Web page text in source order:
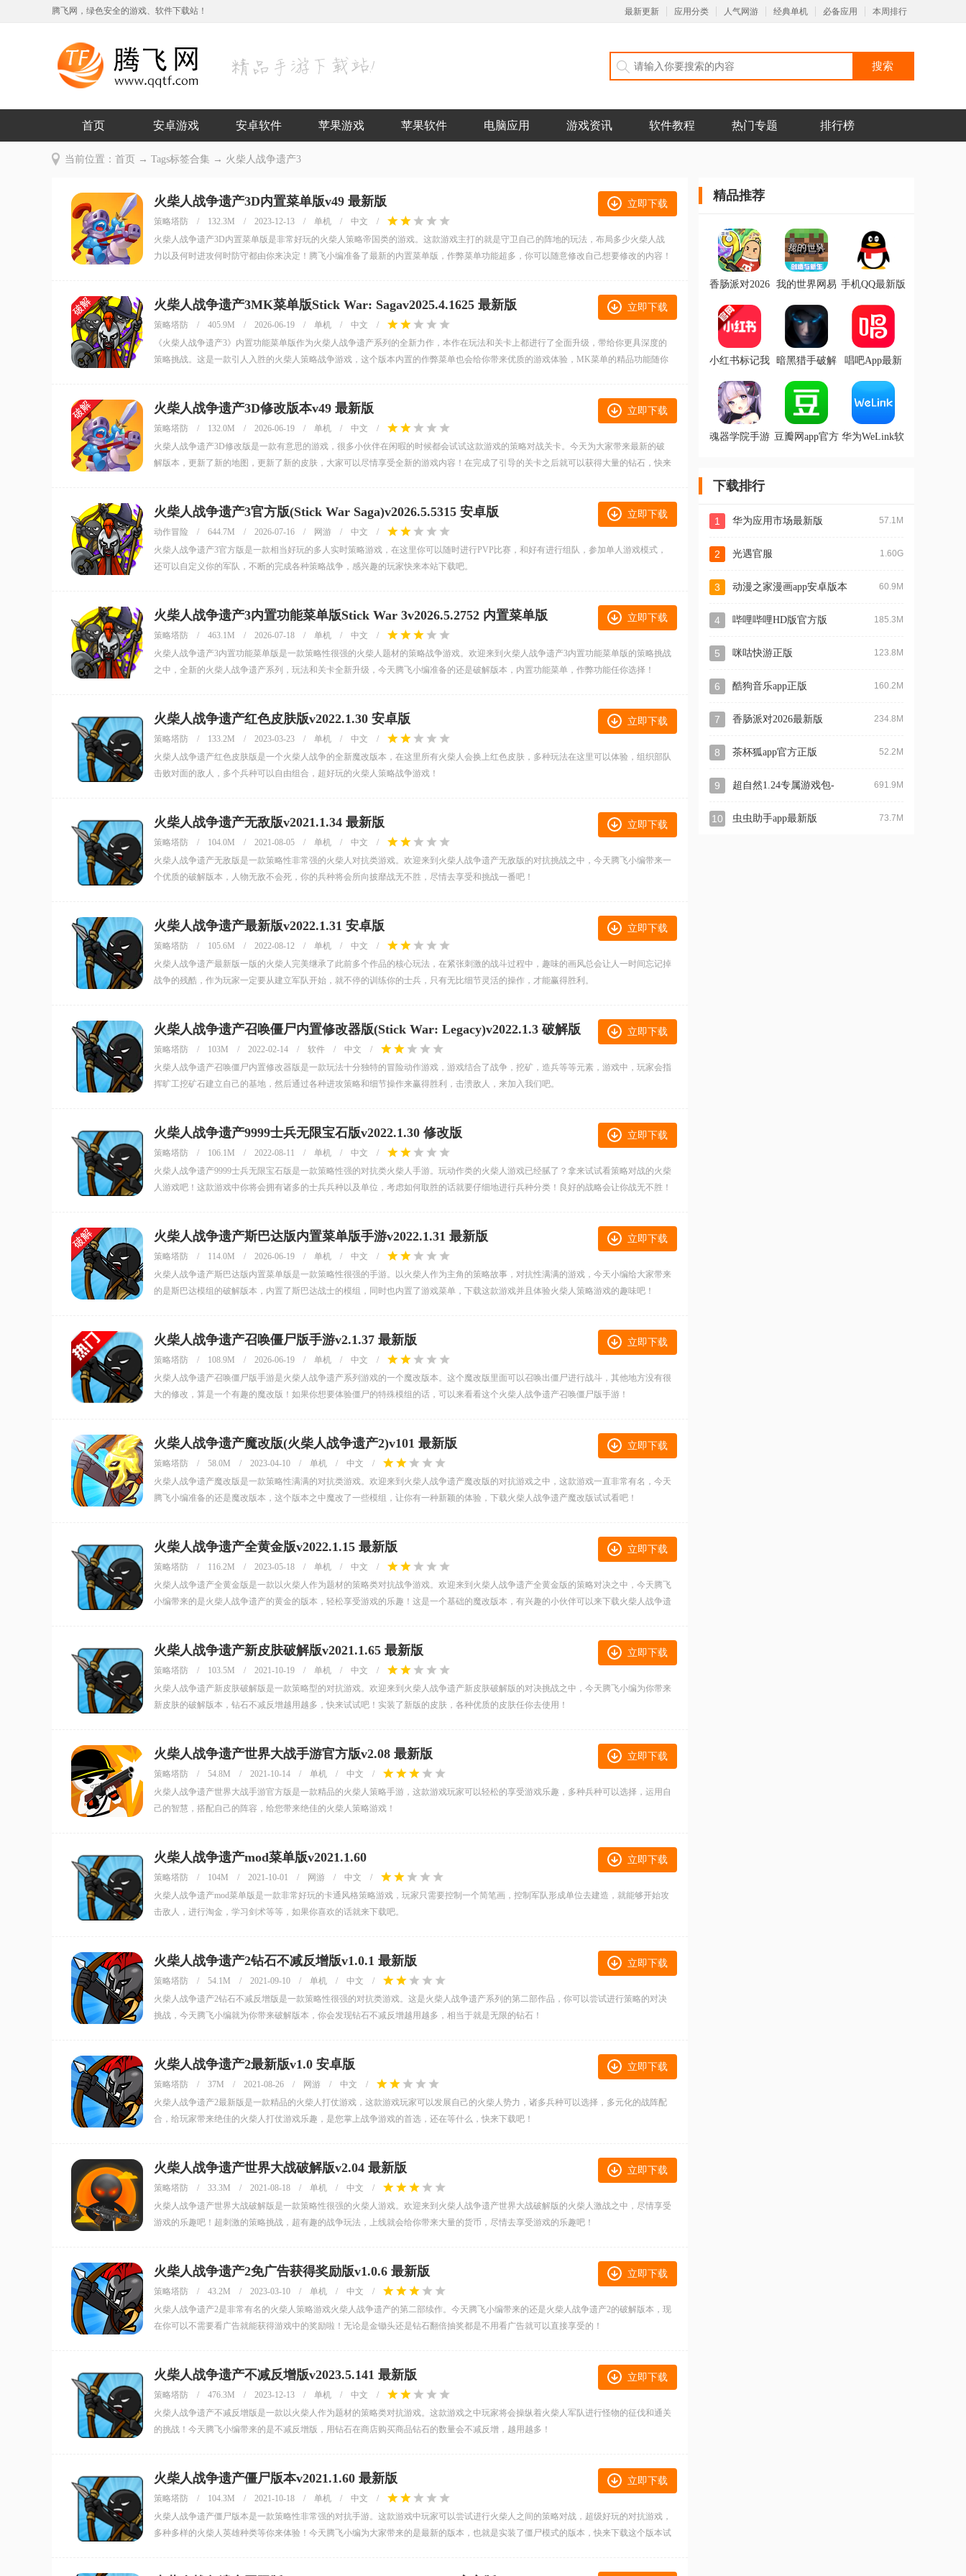
腾飞网，绿色安全的游戏、软件下载站！ 最新更新 应用分类 人气网游 经典单机 必备应用 本周排行
首页 安卓游戏 安卓软件 苹果游戏 苹果软件 电脑应用 游戏资讯 软件教程 热门专题 排行榜
当前位置： 首页 → Tags标签合集 → 火柴人战争遗产3
火柴人战争遗产3D内置菜单版v49 最新版
策略塔防 / 132.3M / 2023-12-13 / 单机 / 中文
/
火柴人战争遗产3D内置菜单版是非常好玩的火柴人策略帝国类的游戏。这款游戏主打的就是守卫自己的阵地的玩法，布局多少火柴人战
力以及何时进攻何时防守都由你来决定！腾飞小编准备了最新的内置菜单版，作弊菜单功能超多，你可以随意修改自己想要修改的内容！
立即下载
火柴人战争遗产3MK菜单版Stick War: Sagav2025.4.1625 最新版
策略塔防 / 405.9M / 2026-06-19 / 单机 / 中文
/
《火柴人战争遗产3》内置功能菜单版作为火柴人战争遗产系列的全新力作，本作在玩法和关卡上都进行了全面升级，带给你更具深度的
策略挑战。这是一款引人入胜的火柴人策略战争游戏，这个版本内置的作弊菜单也会给你带来优质的游戏体验，MK菜单的精品功能随你
立即下载
火柴人战争遗产3D修改版本v49 最新版
策略塔防 / 132.0M / 2026-06-19 / 单机 / 中文
/
火柴人战争遗产3D修改版是一款有意思的游戏，很多小伙伴在闲暇的时候都会试试这款游戏的策略对战关卡。今天为大家带来最新的破
解版本，更新了新的地图，更新了新的皮肤，大家可以尽情享受全新的游戏内容！在完成了引导的关卡之后就可以获得大量的钻石，快来
立即下载
火柴人战争遗产3官方版(Stick War Saga)v2026.5.5315 安卓版
动作冒险 / 644.7M / 2026-07-16 / 网游 / 中文
/
火柴人战争遗产3官方版是一款相当好玩的多人实时策略游戏，在这里你可以随时进行PVP比赛，和好有进行组队，参加单人游戏模式，
还可以自定义你的军队，不断的完成各种策略战争，感兴趣的玩家快来本站下载吧。
立即下载
火柴人战争遗产3内置功能菜单版Stick War 3v2026.5.2752 内置菜单版
策略塔防 / 463.1M / 2026-07-18 / 单机 / 中文
/
火柴人战争遗产3内置功能菜单版是一款策略性很强的火柴人题材的策略战争游戏。欢迎来到火柴人战争遗产3内置功能菜单版的策略挑战
之中，全新的火柴人战争遗产系列，玩法和关卡全新升级，今天腾飞小编准备的还是破解版本，内置功能菜单，作弊功能任你选择！
立即下载
火柴人战争遗产红色皮肤版v2022.1.30 安卓版
策略塔防 / 133.2M / 2023-03-23 / 单机 / 中文
/
火柴人战争遗产红色皮肤版是一个火柴人战争的全新魔改版本，在这里所有火柴人会换上红色皮肤，多种玩法在这里可以体验，组织部队
击败对面的敌人，多个兵种可以自由组合，超好玩的火柴人策略战争游戏！
立即下载
火柴人战争遗产无敌版v2021.1.34 最新版
策略塔防 / 104.0M / 2021-08-05 / 单机 / 中文
/
火柴人战争遗产无敌版是一款策略性非常强的火柴人对抗类游戏。欢迎来到火柴人战争遗产无敌版的对抗挑战之中，今天腾飞小编带来一
个优质的破解版本，人物无敌不会死，你的兵种将会所向披靡战无不胜，尽情去享受和挑战一番吧！
立即下载
火柴人战争遗产最新版v2022.1.31 安卓版
策略塔防 / 105.6M / 2022-08-12 / 单机 / 中文
/
火柴人战争遗产最新版一版的火柴人完美继承了此前多个作品的核心玩法，在紧张刺激的战斗过程中，趣味的画风总会让人一时间忘记掉
战争的残酷，作为玩家一定要从建立军队开始，就不停的训练你的士兵，只有无比细节灵活的操作，才能赢得胜利。
立即下载
火柴人战争遗产召唤僵尸内置修改器版(Stick War: Legacy)v2022.1.3 破解版
策略塔防 / 103M / 2022-02-14 / 软件 / 中文
/
火柴人战争遗产召唤僵尸内置修改器版是一款玩法十分独特的冒险动作游戏，游戏结合了战争，挖矿，造兵等等元素，游戏中，玩家会指
挥旷工挖矿石建立自己的基地，然后通过各种进攻策略和细节操作来赢得胜利，击溃敌人，来加入我们吧。
立即下载
火柴人战争遗产9999士兵无限宝石版v2022.1.30 修改版
策略塔防 / 106.1M / 2022-08-11 / 单机 / 中文
/
火柴人战争遗产9999士兵无限宝石版是一款策略性强的对抗类火柴人手游。玩动作类的火柴人游戏已经腻了？拿来试试看策略对战的火柴
人游戏吧！这款游戏中你将会拥有诸多的士兵兵种以及单位，考虑如何取胜的话就要仔细地进行兵种分类！良好的战略会让你战无不胜！
立即下载
火柴人战争遗产斯巴达版内置菜单版手游v2022.1.31 最新版
策略塔防 / 114.0M / 2026-06-19 / 单机 / 中文
/
火柴人战争遗产斯巴达版内置菜单版是一款策略性很强的手游。以火柴人作为主角的策略故事，对抗性满满的游戏，今天小编给大家带来
的是斯巴达模组的破解版本，内置了斯巴达战士的模组，同时也内置了游戏菜单，下载这款游戏并且体验火柴人策略游戏的趣味吧！
立即下载
火柴人战争遗产召唤僵尸版手游v2.1.37 最新版
策略塔防 / 108.9M / 2026-06-19 / 单机 / 中文
/
火柴人战争遗产召唤僵尸版手游是火柴人战争遗产系列游戏的一个魔改版本。这个魔改版里面可以召唤出僵尸进行战斗，其他地方没有很
大的修改，算是一个有趣的魔改版！如果你想要体验僵尸的特殊模组的话，可以来看看这个火柴人战争遗产召唤僵尸版手游！
立即下载
火柴人战争遗产魔改版(火柴人战争遗产2)v101 最新版
策略塔防 / 58.0M / 2023-04-10 / 单机 / 中文
/
火柴人战争遗产魔改版是一款策略性满满的对抗类游戏。欢迎来到火柴人战争遗产魔改版的对抗游戏之中，这款游戏一直非常有名，今天
腾飞小编准备的还是魔改版本，这个版本之中魔改了一些模组，让你有一种新颖的体验，下载火柴人战争遗产魔改版试试看吧！
立即下载
火柴人战争遗产全黄金版v2022.1.15 最新版
策略塔防 / 116.2M / 2023-05-18 / 单机 / 中文
/
火柴人战争遗产全黄金版是一款以火柴人作为题材的策略类对抗战争游戏。欢迎来到火柴人战争遗产全黄金版的策略对决之中，今天腾飞
小编带来的是火柴人战争遗产的黄金的版本，轻松享受游戏的乐趣！这是一个基础的魔改版本，有兴趣的小伙伴可以来下载火柴人战争遗
立即下载
火柴人战争遗产新皮肤破解版v2021.1.65 最新版
策略塔防 / 103.5M / 2021-10-19 / 单机 / 中文
/
火柴人战争遗产新皮肤破解版是一款策略型的对抗游戏。欢迎来到火柴人战争遗产新皮肤破解版的对决挑战之中，今天腾飞小编为你带来
新皮肤的破解版本，钻石不减反增越用越多，快来试试吧！实装了新版的皮肤，各种优质的皮肤任你去使用！
立即下载
火柴人战争遗产世界大战手游官方版v2.08 最新版
策略塔防 / 54.8M / 2021-10-14 / 单机 / 中文
/
火柴人战争遗产世界大战手游官方版是一款精品的火柴人策略手游，这款游戏玩家可以轻松的享受游戏乐趣，多种兵种可以选择，运用自
己的智慧，搭配自己的阵容，给您带来绝佳的火柴人策略游戏！
立即下载
火柴人战争遗产mod菜单版v2021.1.60
策略塔防 / 104M / 2021-10-01 / 网游 / 中文
/
火柴人战争遗产mod菜单版是一款非常好玩的卡通风格策略游戏，玩家只需要控制一个简笔画，控制军队形成单位去建造，就能够开始攻
击敌人，进行淘金，学习剑术等等，如果你喜欢的话就来下载吧。
立即下载
火柴人战争遗产2钻石不减反增版v1.0.1 最新版
策略塔防 / 54.1M / 2021-09-10 / 单机 / 中文
/
火柴人战争遗产2钻石不减反增版是一款策略性很强的对抗类游戏。这是火柴人战争遗产系列的第二部作品，你可以尝试进行策略的对决
挑战，今天腾飞小编就为你带来破解版本，你会发现钻石不减反增越用越多，相当于就是无限的钻石！
立即下载
火柴人战争遗产2最新版v1.0 安卓版
策略塔防 / 37M / 2021-08-26 / 网游 / 中文
/
火柴人战争遗产2最新版是一款精品的火柴人打仗游戏，这款游戏玩家可以发展自己的火柴人势力，诸多兵种可以选择，多元化的战阵配
合，给玩家带来绝佳的火柴人打仗游戏乐趣，是您掌上战争游戏的首选，还在等什么，快来下载吧！
立即下载
火柴人战争遗产世界大战破解版v2.04 最新版
策略塔防 / 33.3M / 2021-08-18 / 单机 / 中文
/
火柴人战争遗产世界大战破解版是一款策略性很强的火柴人游戏。欢迎来到火柴人战争遗产世界大战破解版的火柴人激战之中，尽情享受
游戏的乐趣吧！超刺激的策略挑战，超有趣的战争玩法，上线就会给你带来大量的货币，尽情去享受游戏的乐趣吧！
立即下载
火柴人战争遗产2免广告获得奖励版v1.0.6 最新版
策略塔防 / 43.2M / 2023-03-10 / 单机 / 中文
/
火柴人战争遗产2是非常有名的火柴人策略游戏火柴人战争遗产的第二部续作。今天腾飞小编带来的还是火柴人战争遗产2的破解版本，现
在你可以不需要看广告就能获得游戏中的奖励啦！无论是金锄头还是钻石翻倍抽奖都是不用看广告就可以直接享受的！
立即下载
火柴人战争遗产不减反增版v2023.5.141 最新版
策略塔防 / 476.3M / 2023-12-13 / 单机 / 中文
/
火柴人战争遗产不减反增版是一款以火柴人作为题材的策略类对抗游戏。这款游戏之中玩家将会操纵着火柴人军队进行怪物的征伐和通关
的挑战！今天腾飞小编带来的是不减反增版，用钻石在商店购买商品钻石的数量会不减反增，越用越多！
立即下载
火柴人战争遗产僵尸版本v2021.1.60 最新版
策略塔防 / 104.3M / 2021-10-18 / 单机 / 中文
/
火柴人战争遗产僵尸版本是一款策略性非常强的对抗手游。这款游戏中玩家可以尝试进行火柴人之间的策略对战，超级好玩的对抗游戏，
多种多样的火柴人英雄种类等你来体验！今天腾飞小编为大家带来的是最新的版本，也就是实装了僵尸模式的版本，快来下载这个版本试
立即下载
精品推荐
香肠派对2026
我的世界网易 手机QQ最新版
小红书标记我
暗黑猎手破解
唱吧App最新
魂器学院手游 豆瓣网app官方 华为WeLink软
下载排行
1 华为应用市场最新版 57.1M
2 光遇官服 1.60G
3 动漫之家漫画app安卓版本 60.9M
4 哔哩哔哩HD版官方版 185.3M
5 咪咕快游正版 123.8M
6 酷狗音乐app正版 160.2M
7 香肠派对2026最新版 234.8M
8 茶杯狐app官方正版 52.2M
9 超自然1.24专属游戏包-
byzhuodaoke
691.9M
10 虫虫助手app最新版 73.7M